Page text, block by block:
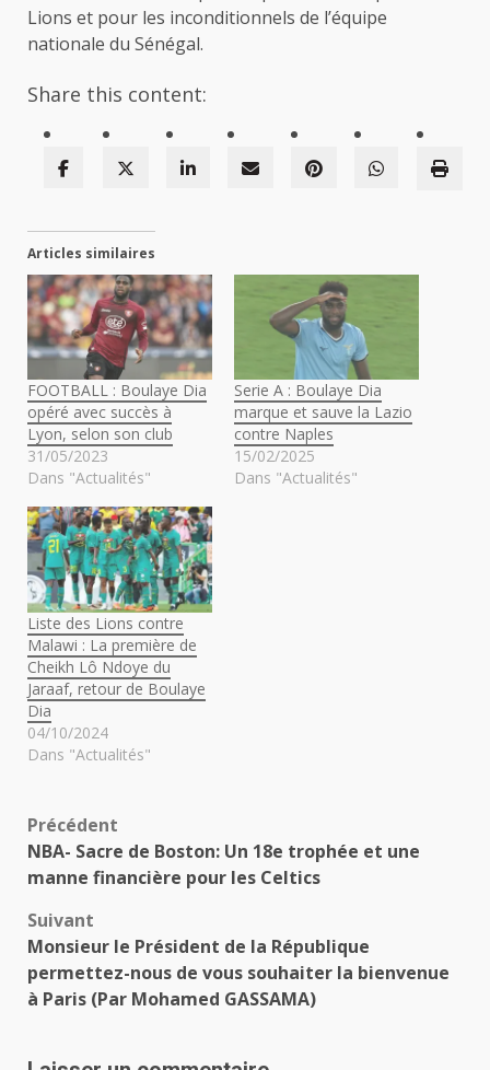
Lions et pour les inconditionnels de l’équipe
nationale du Sénégal.
Share this content:
Articles similaires
FOOTBALL : Boulaye Dia
opéré avec succès à
Lyon, selon son club
31/05/2023
Dans "Actualités"
Serie A : Boulaye Dia
marque et sauve la Lazio
contre Naples
15/02/2025
Dans "Actualités"
Liste des Lions contre
Malawi : La première de
Cheikh Lô Ndoye du
Jaraaf, retour de Boulaye
Dia
04/10/2024
Dans "Actualités"
Navigation
d’article
Précédent
NBA- Sacre de Boston: Un 18e trophée et une
manne financière pour les Celtics
Suivant
Monsieur le Président de la République
permettez-nous de vous souhaiter la bienvenue
à Paris (Par Mohamed GASSAMA)